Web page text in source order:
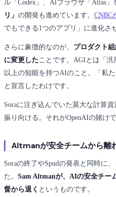
ル「Codex」、AIブラウザ「Atlas」
リ」 の開発も進めています。 CNBC
でもできる1つのアプリ」に進化さ
さらに象徴的なのが、 プロダクト
に変更した ことです。AGIとは「
以上の知能を持つAIのこと。「私
と宣言したわけです。
Soraに注ぎ込んでいた莫大な計算
振り向ける。それがOpenAIの賭けで
Altmanが安全チームから離
Soraの終了やSpudの発表と同時に
た。 Sam Altmanが、AIの安全チー
督から退く というものです。